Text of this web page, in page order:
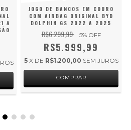
A
JOGO DE BANCOS EM COURO
COM AIRBAG ORIGINAL BYD
DOLPHIN GS 2022 A 2025
R$6.299,99 5% OFF
R$5.999,99
5 X DE R$1.200,00 SEM JUROS